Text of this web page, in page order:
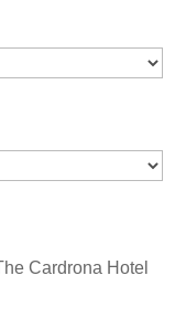
Cardrona Hotel